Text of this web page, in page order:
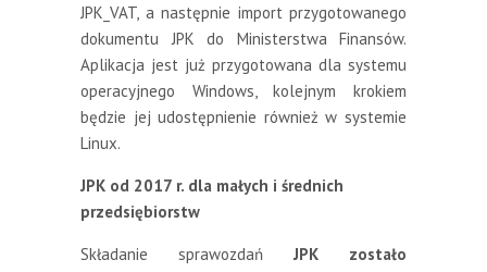
JPK_VAT, a następnie import przygotowanego
dokumentu JPK do Ministerstwa Finansów.
Aplikacja jest już przygotowana dla systemu
operacyjnego Windows, kolejnym krokiem
będzie jej udostępnienie również w systemie
Linux.
JPK od 2017 r. dla małych i średnich
przedsiębiorstw
Składanie sprawozdań JPK zostało